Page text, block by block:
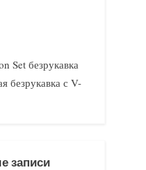
Set безрукавка
безрукавка с V-
записи